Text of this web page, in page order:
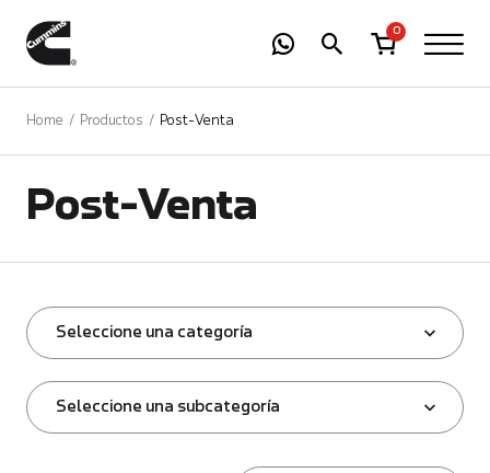
0
Home Productos Post-Venta
Post-Venta
Seleccione una categoría
Seleccione una subcategoría